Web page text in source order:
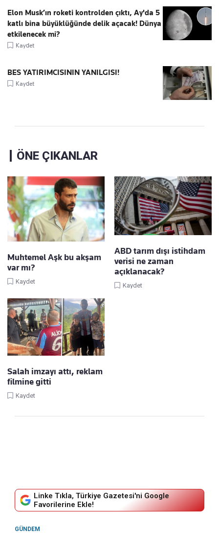
Elon Musk’ın roketi kontrolden çıktı, Ay'da 5
katlı bina büyüklüğünde delik açacak! Dünya
etkilenecek mi?
Kaydet
BES YATIRIMCISININ YANILGISI!
Kaydet
ÖNE ÇIKANLAR
Muhtemel Aşk bu akşam
var mı?
Kaydet
ABD tarım dışı istihdam
verisi ne zaman
açıklanacak?
Kaydet
Salah imzayı attı, reklam
filmine gitti
Kaydet
Linke Tıkla, Türkiye Gazetesi'ni Google
Favorilerine Ekle!
GÜNDEM